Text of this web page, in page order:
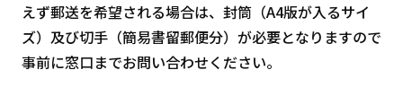
えず郵送を希望される場合は、封筒（A4版が入るサイ
ズ）及び切手（簡易書留郵便分）が必要となりますので
事前に窓口までお問い合わせください。